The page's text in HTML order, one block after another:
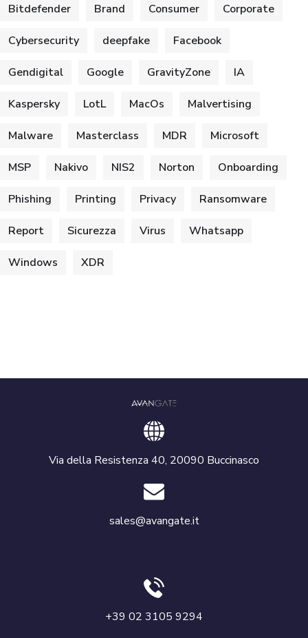
Bitdefender Brand Consumer Corporate
Cybersecurity deepfake Facebook
Gendigital Google GravityZone IA
Kaspersky LotL MacOs Malvertising
Malware Masterclass MDR Microsoft
MSP Nakivo NIS2 Norton Onboarding
Phishing Printing Privacy Ransomware
Report Sicurezza Virus Whatsapp
Windows XDR
Via della Resistenza 40, 20090 Buccinasco
sales@avangate.it
+39 02 3105 9294